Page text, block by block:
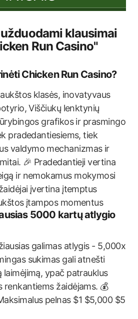
klausimai
Run Casino"
Chicken Run Casino?
klasės, inovatyvaus
Viščiukų lenktynių
grafikos ir prasmingo
pradedantiesiems, tiek
valdymo mechanizmas ir
🎉 Pradedantieji vertina
ir nemokamus mokymosi
įvertina įtemptus
įtampos momentus
5000 kartų atlygio
galimas atlygis - 5,000x
sukimas gali atnešti
laimėjimą, ypač patrauklus
renkantiems žaidėjams. 💰
pelnas $1 $5,000 $5